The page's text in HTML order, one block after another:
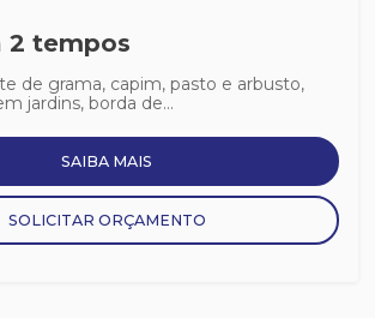
2 tempos
de grama, capim, pasto e arbusto,
jardins, borda de...
SAIBA MAIS
SOLICITAR ORÇAMENTO